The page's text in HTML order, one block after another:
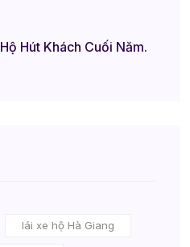
Hút Khách Cuối Năm.
lái xe hộ Hà Giang